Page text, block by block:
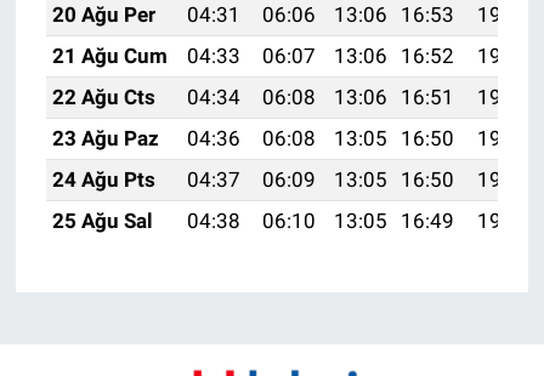
20 Ağu Per
04:31 06:06 13:06 16:53
19:57
21 Ağu Cum
04:33 06:07 13:06 16:52
19:55
22 Ağu Cts
04:34 06:08 13:06 16:51
19:54
23 Ağu Paz
04:36 06:08 13:05 16:50
19:52
24 Ağu Pts
04:37 06:09 13:05 16:50
19:51
25 Ağu Sal
04:38 06:10 13:05 16:49 19:49